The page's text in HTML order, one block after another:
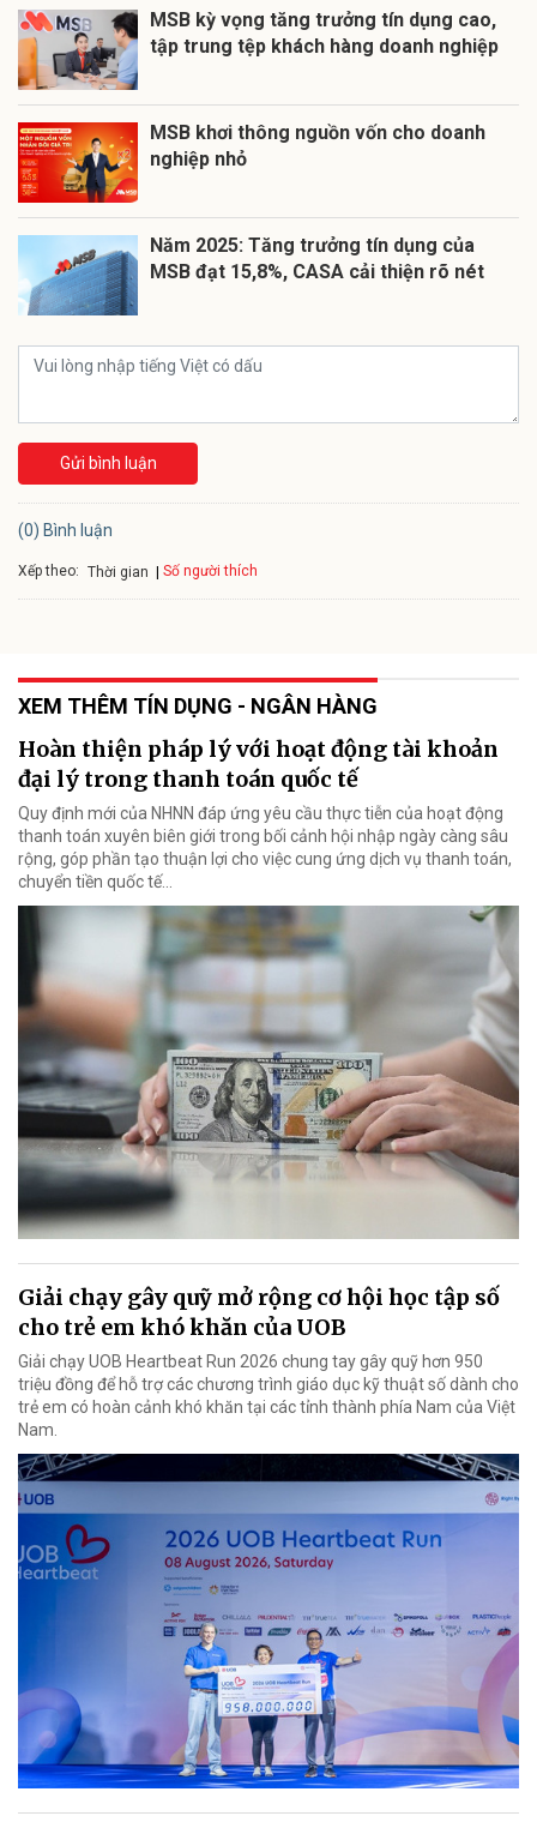
MSB kỳ vọng tăng trưởng tín dụng cao,
tập trung tệp khách hàng doanh nghiệp
MSB khơi thông nguồn vốn cho doanh
nghiệp nhỏ
Năm 2025: Tăng trưởng tín dụng của
MSB đạt 15,8%, CASA cải thiện rõ nét
Gửi bình luận
(0) Bình luận
Xếp theo: Thời gian Số người thích
XEM THÊM TÍN DỤNG - NGÂN HÀNG
Hoàn thiện pháp lý với hoạt động tài khoản
đại lý trong thanh toán quốc tế
Quy định mới của NHNN đáp ứng yêu cầu thực tiễn của hoạt động
thanh toán xuyên biên giới trong bối cảnh hội nhập ngày càng sâu
rộng, góp phần tạo thuận lợi cho việc cung ứng dịch vụ thanh toán,
chuyển tiền quốc tế...
Giải chạy gây quỹ mở rộng cơ hội học tập số
cho trẻ em khó khăn của UOB
Giải chạy UOB Heartbeat Run 2026 chung tay gây quỹ hơn 950
triệu đồng để hỗ trợ các chương trình giáo dục kỹ thuật số dành cho
trẻ em có hoàn cảnh khó khăn tại các tỉnh thành phía Nam của Việt
Nam.